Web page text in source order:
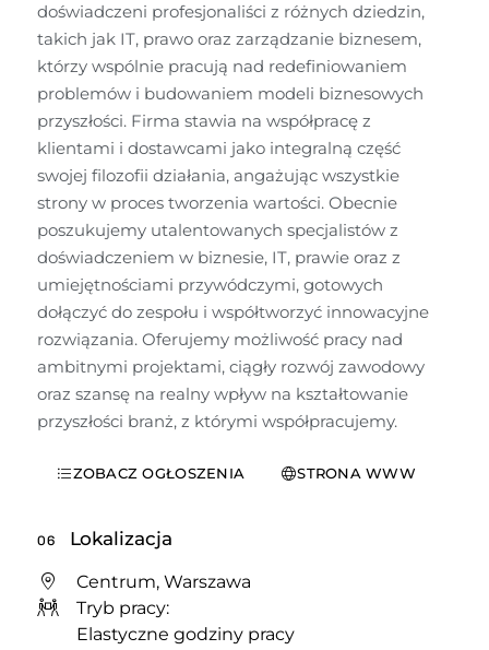
doświadczeni profesjonaliści z różnych dziedzin,
takich jak IT, prawo oraz zarządzanie biznesem,
którzy wspólnie pracują nad redefiniowaniem
problemów i budowaniem modeli biznesowych
przyszłości. Firma stawia na współpracę z
klientami i dostawcami jako integralną część
swojej filozofii działania, angażując wszystkie
strony w proces tworzenia wartości. Obecnie
poszukujemy utalentowanych specjalistów z
doświadczeniem w biznesie, IT, prawie oraz z
umiejętnościami przywódczymi, gotowych
dołączyć do zespołu i współtworzyć innowacyjne
rozwiązania. Oferujemy możliwość pracy nad
ambitnymi projektami, ciągły rozwój zawodowy
oraz szansę na realny wpływ na kształtowanie
przyszłości branż, z którymi współpracujemy.
ZOBACZ OGŁOSZENIA STRONA WWW
06 Lokalizacja
Centrum, Warszawa
Tryb pracy:
Elastyczne godziny pracy